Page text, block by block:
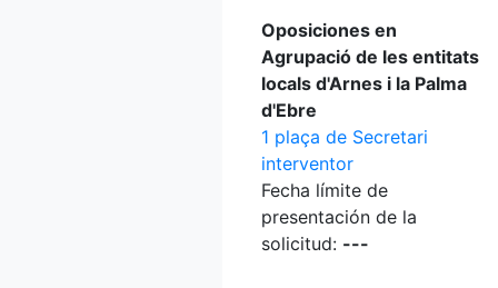
Oposiciones en
Agrupació de les entitats
locals d'Arnes i la Palma
d'Ebre
1 plaça de Secretari
interventor
Fecha límite de
presentación de la
solicitud: ---